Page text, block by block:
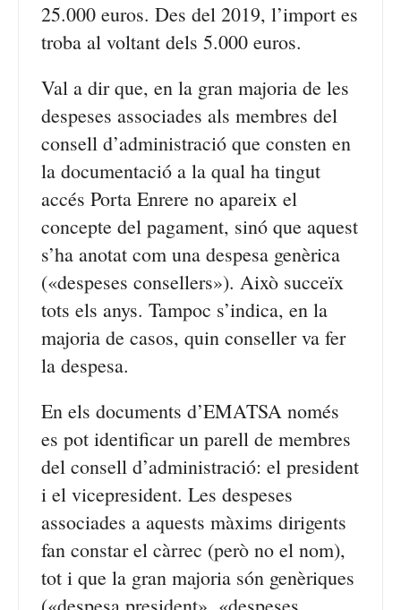
25.000 euros. Des del 2019, l’import es
troba al voltant dels 5.000 euros.
Val a dir que, en la gran majoria de les
despeses associades als membres del
consell d’administració que consten en
la documentació a la qual ha tingut
accés Porta Enrere no apareix el
concepte del pagament, sinó que aquest
s’ha anotat com una despesa genèrica
(«despeses consellers»). Això succeïx
tots els anys. Tampoc s’indica, en la
majoria de casos, quin conseller va fer
la despesa.
En els documents d’EMATSA només
es pot identificar un parell de membres
del consell d’administració: el president
i el vicepresident. Les despeses
associades a aquests màxims dirigents
fan constar el càrrec (però no el nom),
tot i que la gran majoria són genèriques